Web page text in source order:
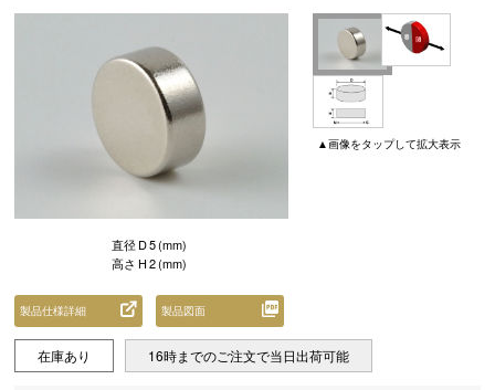
▲画像をタップして拡大表示
直径D5(mm)
高さ H2(mm)
製品仕様詳細 製品図面
在庫あり 16時までのご注文で当日出荷可能